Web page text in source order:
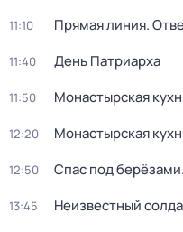
11:10 Прямая линия.
11:40 Дeнь Патриаpха
11:50 Монастырская
12:20 Монастырская
12:50 Спас под берёзами
13:45 Неизвестный